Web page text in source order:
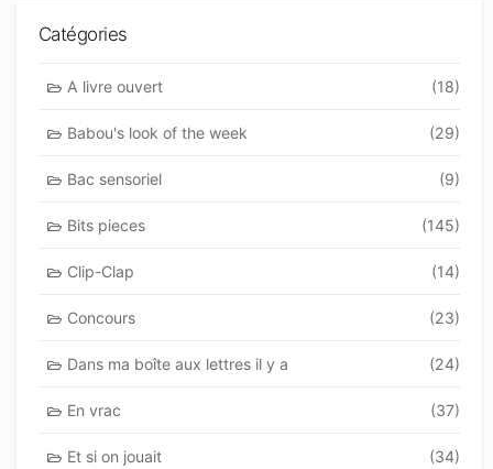
Catégories
A livre ouvert (18)
Babou's look of the week (29)
Bac sensoriel (9)
Bits pieces (145)
Clip-Clap (14)
Concours (23)
Dans ma boîte aux lettres il y a (24)
En vrac (37)
Et si on jouait (34)